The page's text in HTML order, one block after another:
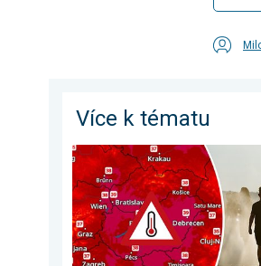
Více k tématu
Extrémní teploty ve východní